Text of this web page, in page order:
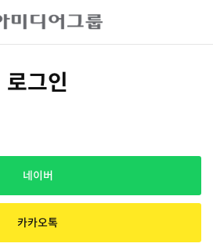
로그인
네이버
카카오톡